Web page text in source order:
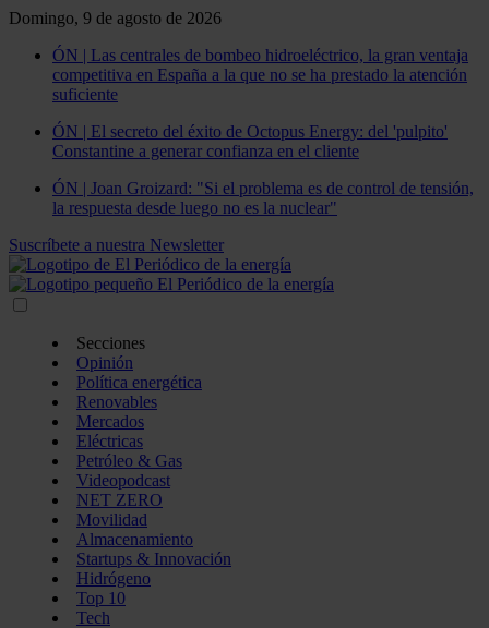
Domingo, 9 de agosto de 2026
ÓN | Las centrales de bombeo hidroeléctrico, la gran ventaja
competitiva en España a la que no se ha prestado la atención
suficiente
ÓN | El secreto del éxito de Octopus Energy: del 'pulpito'
Constantine a generar confianza en el cliente
ÓN | Joan Groizard: "Si el problema es de control de tensión,
la respuesta desde luego no es la nuclear"
Suscríbete a nuestra Newsletter
Secciones
Opinión
Política energética
Renovables
Mercados
Eléctricas
Petróleo & Gas
Videopodcast
NET ZERO
Movilidad
Almacenamiento
Startups & Innovación
Hidrógeno
Top 10
Tech